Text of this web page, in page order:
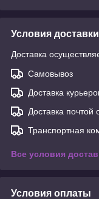
Условия доставки
Доставка
Самовывоз
Доставка
Доставка почтой
Транспортная
Все условия
Условия оплаты